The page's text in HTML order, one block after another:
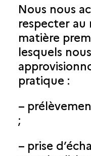
Nous nous
respecter au
matière
lesquels
pratique :
–
;
– prise